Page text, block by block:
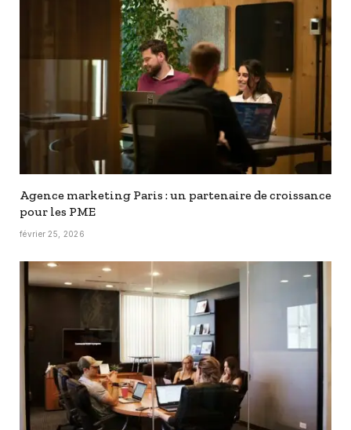
Agence marketing Paris : un partenaire de croissance
pour les PME
février 25, 2026